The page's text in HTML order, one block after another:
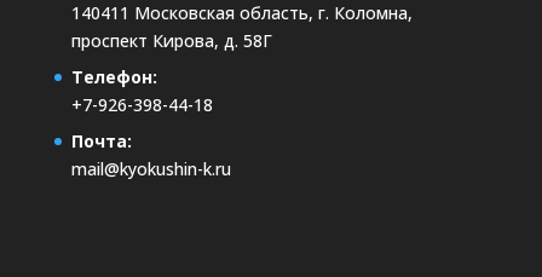
140411 Московская область, г. Коломна,
проспект Кирова, д. 58Г
Телефон:
+7-926-398-44-18
Почта:
mail@kyokushin-k.ru